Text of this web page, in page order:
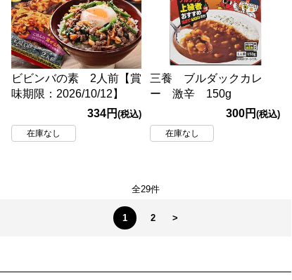
ビビンバの素 2人前【賞
味期限：2026/10/12】
334円(税込)
在庫なし
三養 ブルダックカレ
ー 激辛 150g
300円 (税込)
在庫なし
全29件
1 2 >